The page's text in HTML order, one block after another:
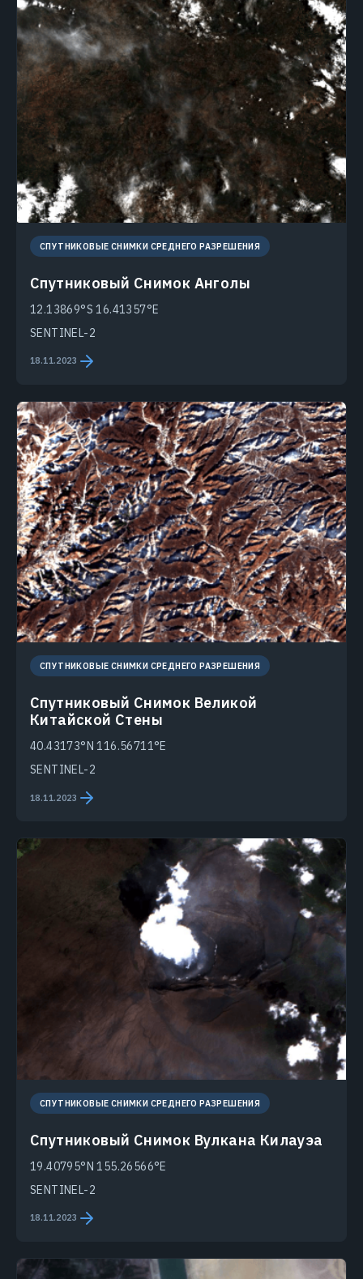
СПУТНИКОВЫЕ СНИМКИ СРЕДНЕГО РАЗРЕШЕНИЯ
Спутниковый Снимок Анголы
12.13869°S 16.41357°E
SENTINEL-2
18.11.2023
СПУТНИКОВЫЕ СНИМКИ СРЕДНЕГО РАЗРЕШЕНИЯ
Спутниковый Снимок Великой
Китайской Стены
40.43173°N 116.56711°E
SENTINEL-2
18.11.2023
СПУТНИКОВЫЕ СНИМКИ СРЕДНЕГО РАЗРЕШЕНИЯ
Спутниковый Снимок Вулкана Килауэа
19.40795°N 155.26566°E
SENTINEL-2
18.11.2023